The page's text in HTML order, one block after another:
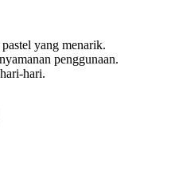
yang menarik.
penggunaan.
hari.